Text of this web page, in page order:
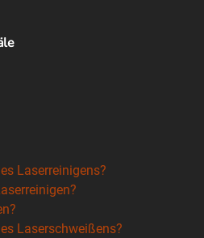
Laserreinigens?
Laserschweißens?